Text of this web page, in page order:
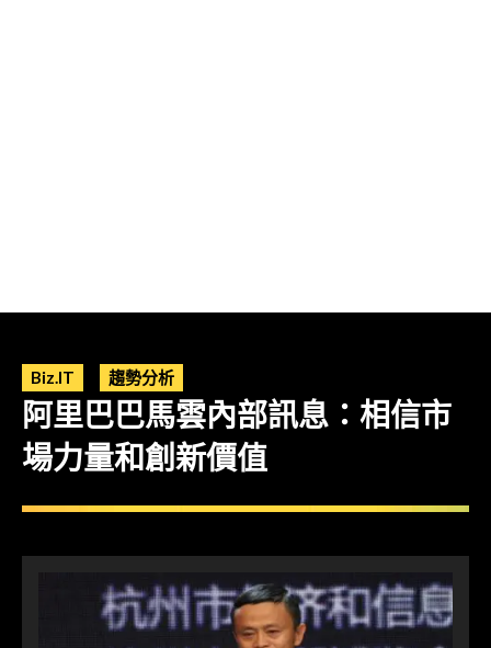
Biz.IT 趨勢分析
阿里巴巴馬雲內部訊息：相信市
場力量和創新價值